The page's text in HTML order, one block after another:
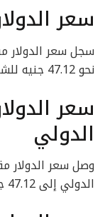
سعر
سجل سعر الدولار
نحو 47.12 جنيه للشراء، و47.22 جنيهًا للبيع.
سعر
الدولي
وصل سعر الدولار
الدولي إلى 47.12 جنيه للشراء، و47.22 جنيهًا للبيع.